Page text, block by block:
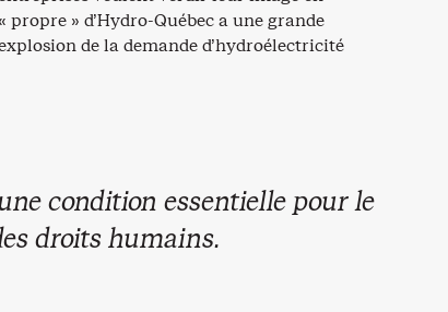
propre » d’Hydro-Québec a une grande
de la demande d’hydroélectricité
une condition essentielle pour le
droits humains.